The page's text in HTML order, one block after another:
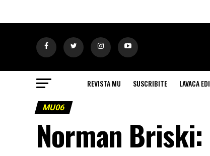
REVISTA MU SUSCRIBITE LAVACA
MU06
Norman